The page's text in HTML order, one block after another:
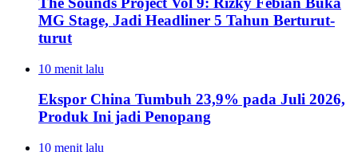
MG Stage, Jadi Headliner 5 Tahun Berturut-
turut
10 menit lalu
Ekspor China Tumbuh 23,9% pada Juli 2026,
Produk Ini jadi Penopang
10 menit lalu